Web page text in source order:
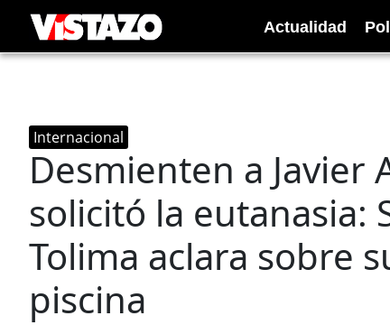
Actualidad
Internacional
Desmienten a Javier
solicitó la eutanasia:
Tolima aclara sobre
piscina